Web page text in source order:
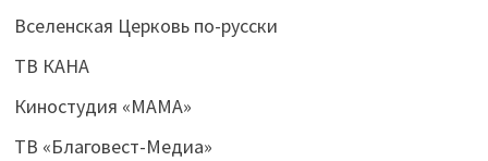
Вселенская Церковь по-русски
ТВ КАНА
Киностудия «МАМА»
ТВ «Благовест-Медиа»